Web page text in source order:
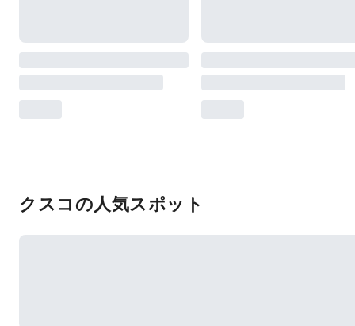
クスコの人気スポット